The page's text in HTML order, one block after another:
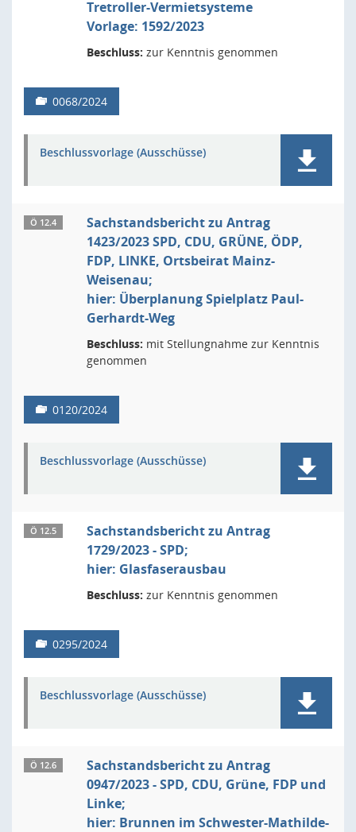
Tretroller-Vermietsysteme
Vorlage: 1592/2023
Beschluss: zur Kenntnis genommen
0068/2024
Beschlussvorlage (Ausschüsse)
Ö 12.4
Sachstandsbericht zu Antrag
1423/2023 SPD, CDU, GRÜNE, ÖDP,
FDP, LINKE, Ortsbeirat Mainz-
Weisenau;
hier: Überplanung Spielplatz Paul-
Gerhardt-Weg
Beschluss: mit Stellungnahme zur Kenntnis
genommen
0120/2024
Beschlussvorlage (Ausschüsse)
Ö 12.5
Sachstandsbericht zu Antrag
1729/2023 - SPD;
hier: Glasfaserausbau
Beschluss: zur Kenntnis genommen
0295/2024
Beschlussvorlage (Ausschüsse)
Ö 12.6
Sachstandsbericht zu Antrag
0947/2023 - SPD, CDU, Grüne, FDP und
Linke;
hier: Brunnen im Schwester-Mathilde-